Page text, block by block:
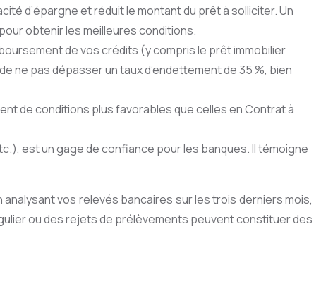
d’épargne et réduit le montant du prêt à solliciter. Un
obtenir les meilleures conditions.
de vos crédits (y compris le prêt immobilier
ne pas dépasser un taux d’endettement de 35 %, bien
de conditions plus favorables que celles en Contrat à
est un gage de confiance pour les banques. Il témoigne
vos relevés bancaires sur les trois derniers mois,
ou des rejets de prélèvements peuvent constituer des